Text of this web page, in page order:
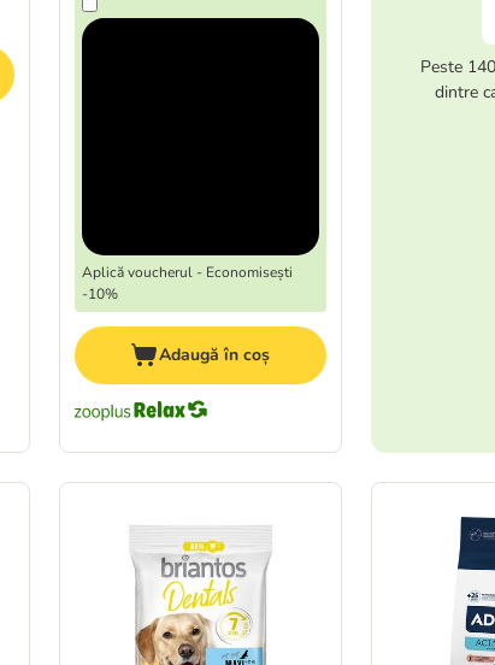
Aplică voucherul - Economisești
-10%
Adaugă în coș
Peste
dintre